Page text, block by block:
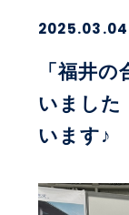
2025.03.04
「福井
いました
います♪